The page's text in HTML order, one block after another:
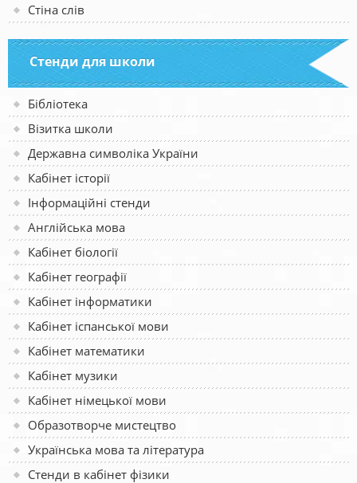
Стіна слів
Стенди для школи
Бібліотека
Візитка школи
Державна символіка України
Кабінет історії
Інформаційні стенди
Англійська мова
Кабінет біології
Кабінет географії
Кабінет інформатики
Кабінет іспанської мови
Кабінет математики
Кабінет музики
Кабінет німецької мови
Образотворче мистецтво
Українська мова та література
Стенди в кабінет фізики